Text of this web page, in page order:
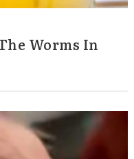
Worms In